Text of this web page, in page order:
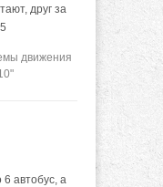
друг за
движения
6 автобус, а